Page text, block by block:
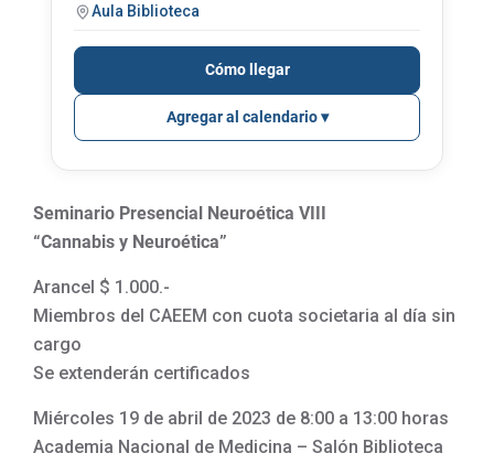
Aula Biblioteca
Cómo llegar
Agregar al calendario
Seminario Presencial Neuroética VIII
“Cannabis y Neuroética”
Arancel $ 1.000.-
Miembros del CAEEM con cuota societaria al día sin
cargo
Se extenderán certificados
Miércoles 19 de abril de 2023 de 8:00 a 13:00 horas
Academia Nacional de Medicina – Salón Biblioteca